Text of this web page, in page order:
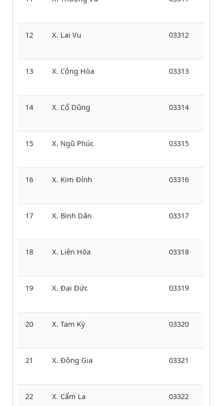
12 X. Lai Vu 03312
13 X. Cộng Hòa 03313
14 X. Cổ Dũng 03314
15 X. Ngũ Phúc 03315
16 X. Kim Đính 03316
17 X. Bình Dân 03317
18 X. Liên Hòa 03318
19 X. Đại Đức 03319
20 X. Tam Kỳ 03320
21 X. Đồng Gia 03321
22 X. Cẩm La 03322